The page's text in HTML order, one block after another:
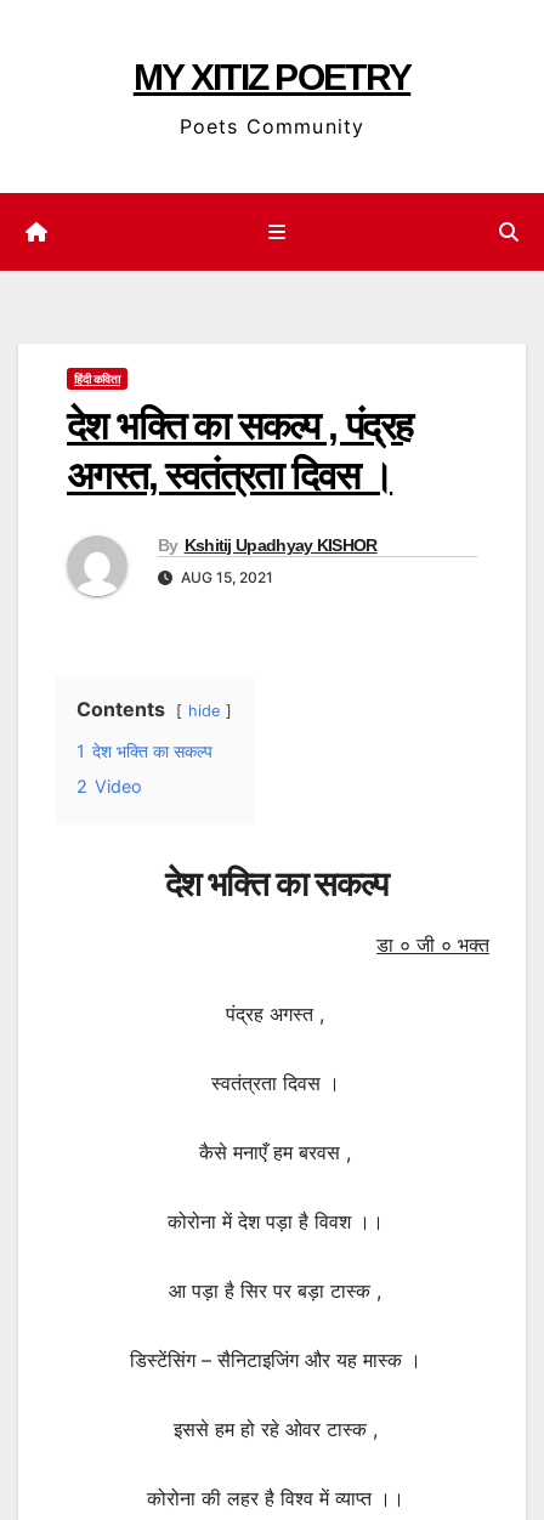
MY XITIZ POETRY
Poets Community
हिंदी कविता
देश भक्ति का सकल्प , पंद्रह
अगस्त, स्वतंत्रता दिवस ।
By Kshitij Upadhyay KISHOR
AUG 15, 2021
Contents hide
1 देश भक्ति का सकल्प
2 Video
देश भक्ति का सकल्प
डा ० जी ० भक्त
पंद्रह अगस्त ,
स्वतंत्रता दिवस ।
कैसे मनाएँ हम बरवस ,
कोरोना में देश पड़ा है विवश ।।
आ पड़ा है सिर पर बड़ा टास्क ,
डिस्टेंसिंग – सैनिटाइजिंग और यह मास्क ।
इससे हम हो रहे ओवर टास्क ,
कोरोना की लहर है विश्व में व्याप्त ।।